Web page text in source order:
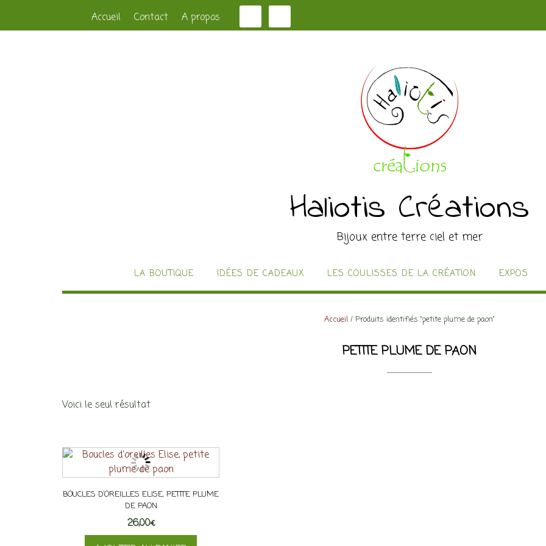
Accueil Contact A propos
Haliotis Créations
Bijoux entre terre ciel et mer
LA BOUTIQUE IDÉES DE CADEAUX LES COULISSES DE LA CRÉATION EXPOS
Accueil / Produits identifiés “petite plume de paon”
PETITE PLUME DE PAON
Voici le seul résultat
BOUCLES D’OREILLES ELISE, PETITE PLUME
DE PAON
26,00€